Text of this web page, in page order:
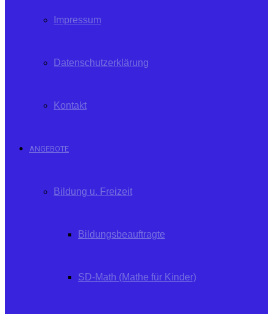
Impressum
Datenschutzerklärung
Kontakt
ANGEBOTE
Bildung u. Freizeit
Bildungsbeauftragte
SD-Math (Mathe für Kinder)